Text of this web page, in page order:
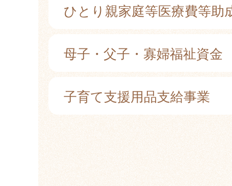
ひとり親家庭等医療費等助
母子・父子・寡婦福祉資金
子育て支援用品支給事業